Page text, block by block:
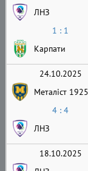
ЛНЗ
1 : 1
Карпати
24.10.2025
Металіст 1925
4 : 4
ЛНЗ
18.10.2025